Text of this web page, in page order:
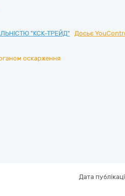
"КСК-ТРЕЙД"
Досьє
оскарження
Дата